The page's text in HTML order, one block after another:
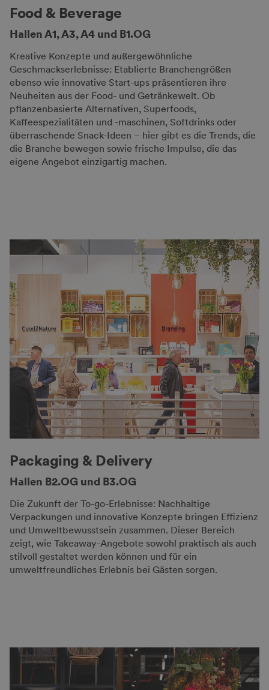
Food & Beverage
Hallen A1, A3, A4 und B1.OG
Kreative Konzepte und außergewöhnliche
Geschmackserlebnisse: Etablierte Branchengrößen
ebenso wie innovative Start-ups präsentieren ihre
Neuheiten aus der Food- und Getränkewelt. Ob
pflanzenbasierte Alternativen, Superfoods,
Kaffeespezialitäten und -maschinen, Softdrinks oder
überraschende Snack-Ideen – hier gibt es die Trends, die
die Branche bewegen sowie frische Impulse, die das
eigene Angebot einzigartig machen.
Packaging & Delivery
Hallen B2.OG und B3.OG
Die Zukunft der To-go-Erlebnisse: Nachhaltige
Verpackungen und innovative Konzepte bringen Effizienz
und Umweltbewusstsein zusammen. Dieser Bereich
zeigt, wie Takeaway-Angebote sowohl praktisch als auch
stilvoll gestaltet werden können und für ein
umweltfreundliches Erlebnis bei Gästen sorgen.